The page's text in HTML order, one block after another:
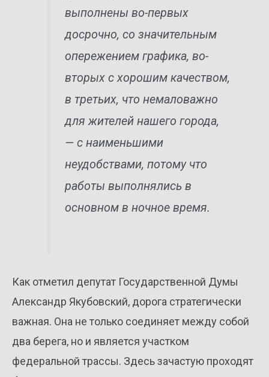
выполнены во-первых
досрочно, со значительным
опережением графика, во-
вторых с хорошим качеством,
в третьих, что немаловажно
для жителей нашего города,
— с наименьшими
неудобствами, потому что
работы выполнялись в
основном в ночное время.
Как отметил депутат Государственной Думы
Александр Якубовский, дорога стратегически
важная. Она не только соединяет между собой
два берега, но и является участком
федеральной трассы. Здесь зачастую проходят